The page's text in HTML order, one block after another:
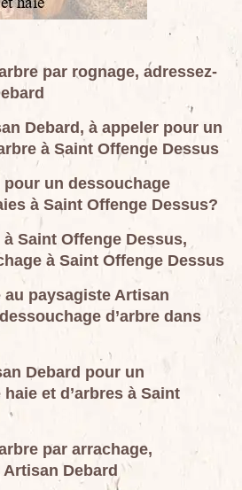
par rognage, adressez-
Debard, à appeler pour un
à Saint Offenge Dessus
pour un dessouchage
à Saint Offenge Dessus?
Saint Offenge Dessus,
à Saint Offenge Dessus
paysagiste Artisan
d’arbre dans
Debard pour un
et d’arbres à Saint
par arrachage,
Debard